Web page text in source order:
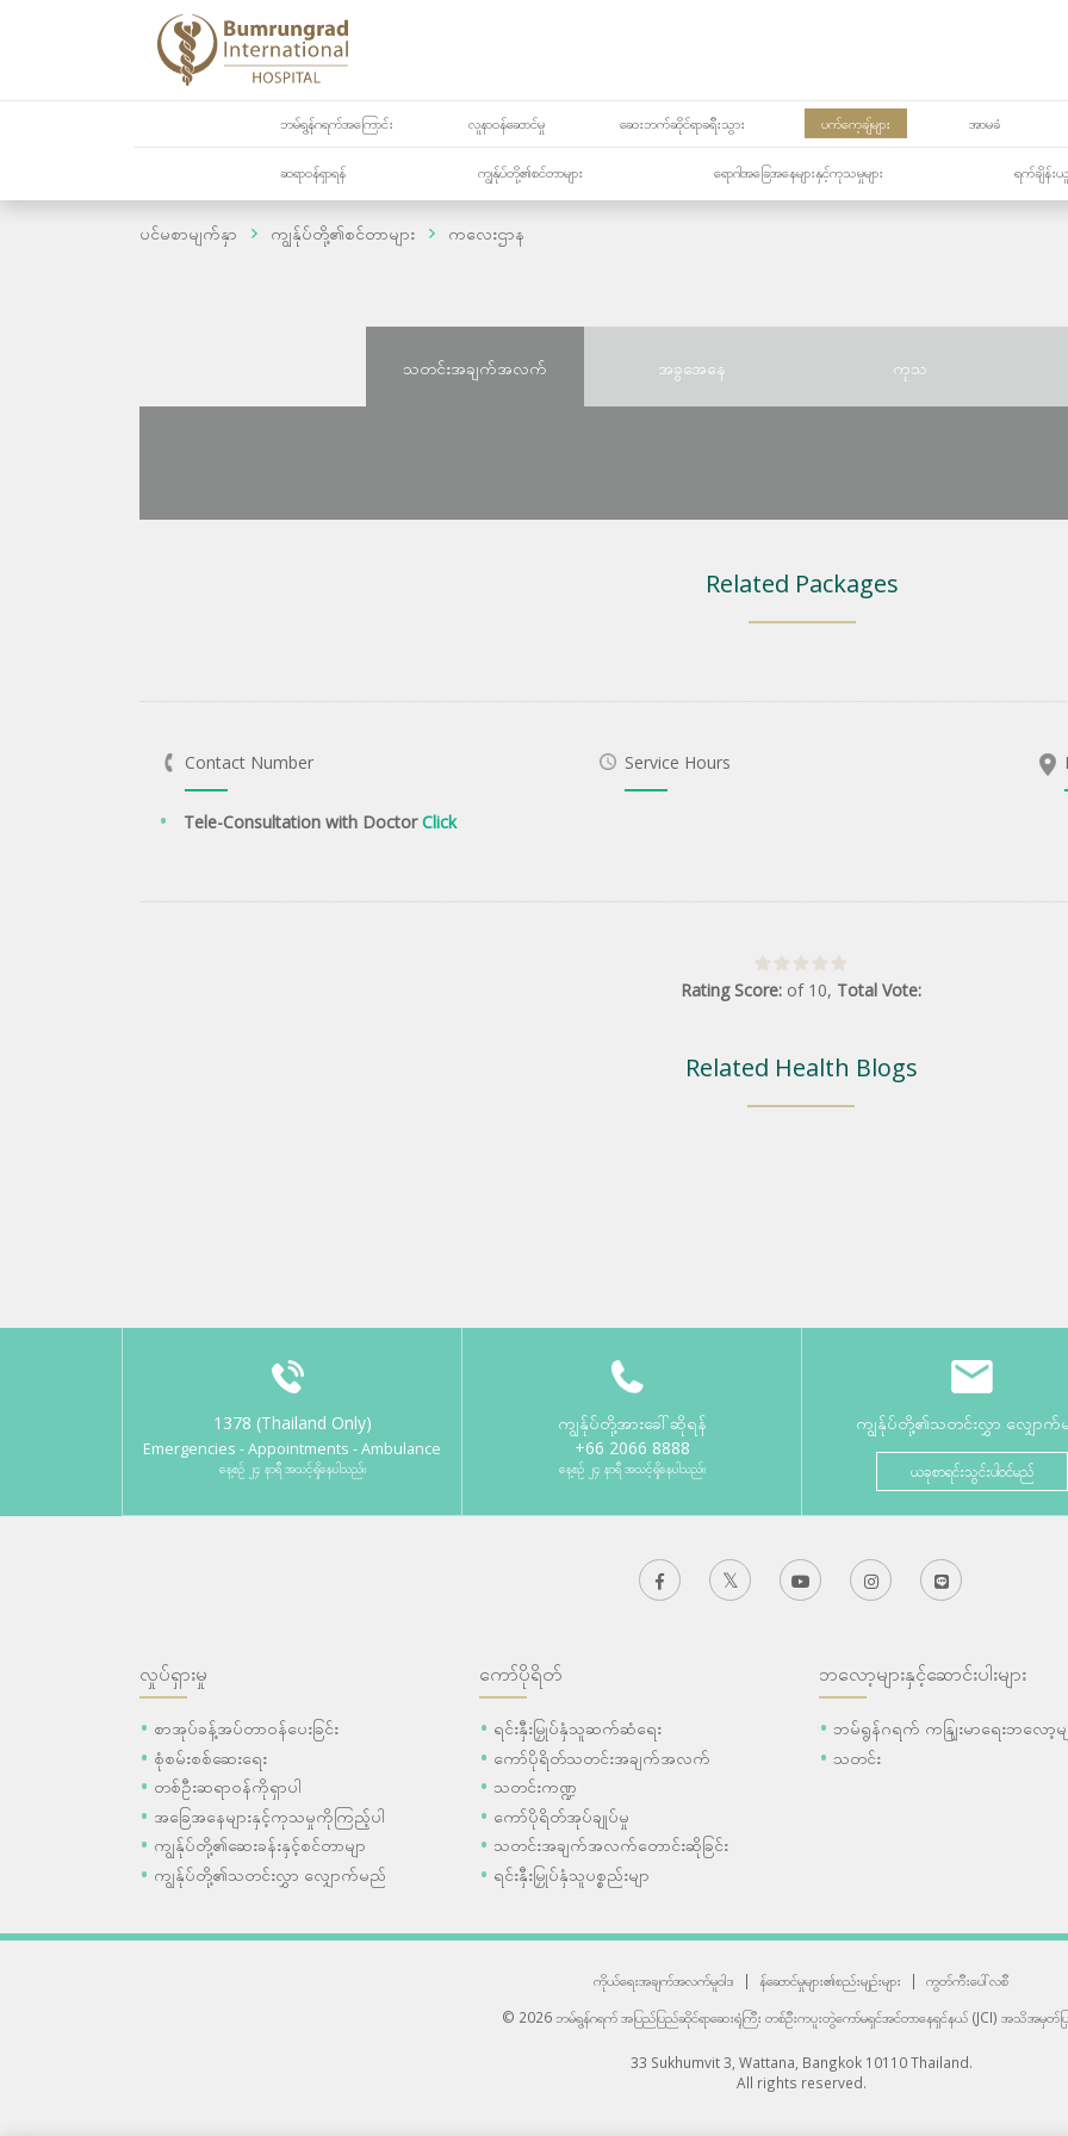
ဘမ်ရွန်ဂရက်အကြောင်း လူနာဝန်ဆောင်မှု ဆေးဘက်ဆိုင်ရာခရီးသွား ပက်ကေ့ချ်များ အာမခံ
ဆရာဝန်ရှာရန် ကျွန်ုပ်တို့၏စင်တာများ ရောဂါအခြေအနေများနှင့်ကုသမှုများ ရက်ချိန်း
ပင်မစာမျက်နှာ ကျွန်ုပ်တို့၏စင်တာများ ကလေးဌာန
သတင်းအချက်အလက် အခွအေနေ ကုသ
Related Packages
Contact Number
Tele-Consultation with DoctorClick
Service Hours
Rating Score: of 10, Total Vote:
Related Health Blogs
1378 (Thailand Only)
Emergencies - Appointments - Ambulance
နေ့စဉ် ၂၄ နာရီ အသင့်ရှိနေပါသည်။
ကျွန်ုပ်တို့အားခေါ်ဆိုရန်
+66 2066 8888
နေ့စဉ် ၂၄ နာရီ အသင့်ရှိနေပါသည်။
ကျွန်ုပ်တို့၏သတင်းလွှာ လျှောက်
ယခုစာရင်းသွင်းပါဝင်မည်
လှုပ်ရှားမှု
စာအုပ်ခန့်အပ်တာဝန်ပေးခြင်း
စုံစမ်းစစ်ဆေးရေး
တစ်ဦးဆရာဝန်ကိုရှာပါ
အခြေအနေများနှင့်ကုသမှုကိုကြည့်ပါ
ကျွန်ုပ်တို့၏ဆေးခန်းနှင့်စင်တာမျာ
ကျွန်ုပ်တို့၏သတင်းလွှာ လျှောက်မည်
ကော်ပိုရိတ်
ရင်းနှီးမြှုပ်နှံသူဆက်ဆံရေး
ကော်ပိုရိတ်သတင်းအချက်အလက်
သတင်းကဏ္ဍ
ကော်ပိုရိတ်အုပ်ချုပ်မှု
သတင်းအချက်အလက်တောင်းဆိုခြင်း
ရင်းနှီးမြှုပ်နှံသူပစ္စည်းမျာ
ဘလော့များနှင့်ဆောင်းပါးများ
ဘမ်ရွန်ဂရက် ကနျြးမာရေးဘလော့မျ
သတင်း
ကိုယ်ရေးအချက်အလက်မူဝါဒ | န်ဆောင်မှုများ၏စည်းမျဉ်းများ |
ကွတ်ကီးပေါ်လစီ
© 2026 ဘမ်ရွန်ဂရက် အပြည်ပြည်ဆိုင်ရာဆေးရုံကြီး တစ်ဦးကပူးတွဲကော်မရှင်အင်တာနေရှင်နယ် (JCI) အသိအမှတ်ပ
33 Sukhumvit 3, Wattana, Bangkok 10110 Thailand.
All rights reserved.